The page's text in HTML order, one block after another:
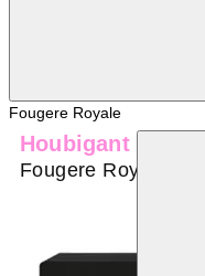
Fougere Royale
Houbigant
Fougere Royale